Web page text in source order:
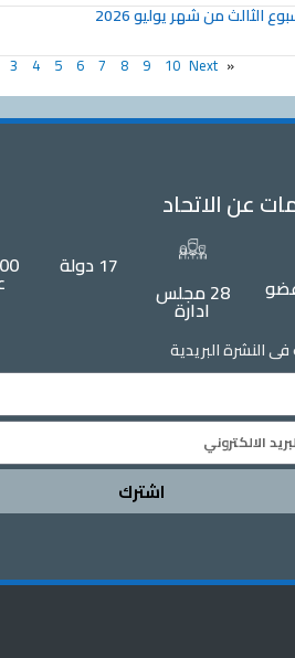
الثالث من شهر يوليو 2026
« Previous
3 4 5 6 7 8 9 10 Next »
عن الاتحاد
28 مجلس
ادارة
17 دولة
فى النشرة البريدية
اشترك